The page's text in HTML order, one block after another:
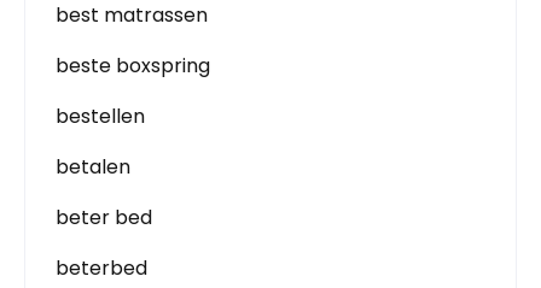
best matrassen
beste boxspring
bestellen
betalen
beter bed
beterbed